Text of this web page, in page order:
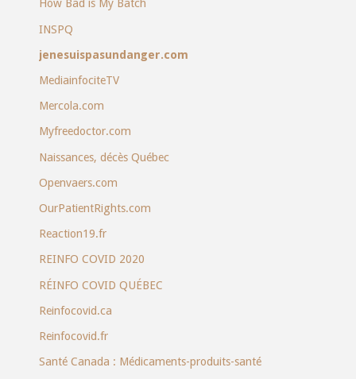
How Bad is My Batch
INSPQ
jenesuispasundanger.com
MediainfociteTV
Mercola.com
Myfreedoctor.com
Naissances, décès Québec
Openvaers.com
OurPatientRights.com
Reaction19.fr
REINFO COVID 2020
RÉINFO COVID QUÉBEC
Reinfocovid.ca
Reinfocovid.fr
Santé Canada : Médicaments-produits-santé